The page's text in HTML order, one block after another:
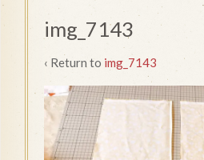
img_7143
‹ Return to img_7143